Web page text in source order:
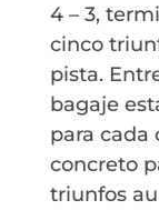
4 – 3,
cinco
pista.
bagaje
para cada
concreto
triunfos